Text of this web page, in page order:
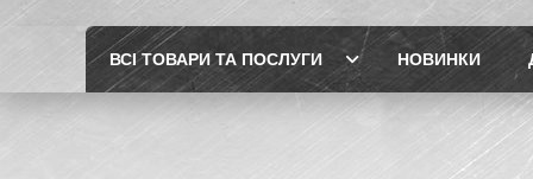
ВСІ ТОВАРИ ТА ПОСЛУГИ НОВИНКИ